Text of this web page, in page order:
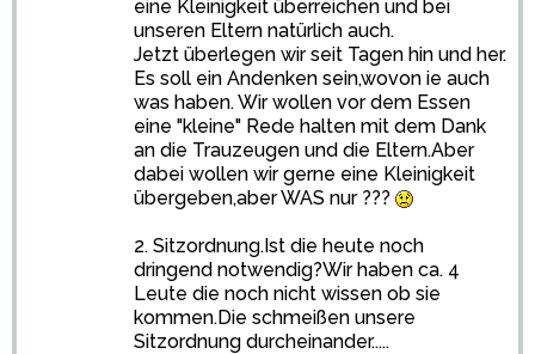
eine Kleinigkeit überreichen und bei
unseren Eltern natürlich auch.
Jetzt überlegen wir seit Tagen hin und her.
Es soll ein Andenken sein,wovon ie auch
was haben. Wir wollen vor dem Essen
eine "kleine" Rede halten mit dem Dank
an die Trauzeugen und die Eltern.Aber
dabei wollen wir gerne eine Kleinigkeit
übergeben,aber WAS nur ???
2. Sitzordnung.Ist die heute noch
dringend notwendig?Wir haben ca. 4
Leute die noch nicht wissen ob sie
kommen.Die schmeißen unsere
Sitzordnung durcheinander.....